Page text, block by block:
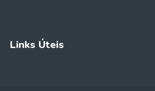
Links Úteis